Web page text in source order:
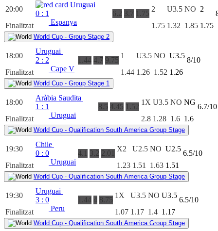
20:00
Finalitzat
Uruguai
0 : 1
Espanya
6.2 3.7 1.75
2
1.75
U3.5
1.32
NO
1.85
2
1.75
World Cup - Group Stage 2
18:00
Finalitzat
Uruguai
2 : 2
Cape V
1.44 4.7 9.75
1
1.44
U3.5
1.26
NO
1.52
U3.5
1.26
8/10
World Cup - Group Stage 1
18:00
Finalitzat
Aràbia Saudita
1 : 1
Uruguai
8.5 4.45 1.52
1X
2.8
U3.5
1.28
NO
1.6
NG
1.6
6.7/10
World Cup - Qualification South America Group Stage
19:30
Finalitzat
Chile
0 : 0
Uruguai
4.1 3.2 2.01
X2
1.23
U2.5
1.51
NO
1.63
U2.5
1.51
6.5/10
World Cup - Qualification South America Group Stage
19:30
Finalitzat
Uruguai
3 : 0
Peru
1.44 4 8.75
1X
1.07
U3.5
1.17
NO
1.4
U3.5
1.17
6.5/10
World Cup - Qualification South America Group Stage